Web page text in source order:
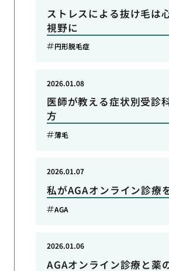
ストレスによる抜け毛は
視野に
円形脱毛症
医師が教える症状別受診
方
2026.01.08
薄毛
私がAGAオンライン診療
2026.01.07
AGA
AGAオンライン診療と薬
2026.01.06